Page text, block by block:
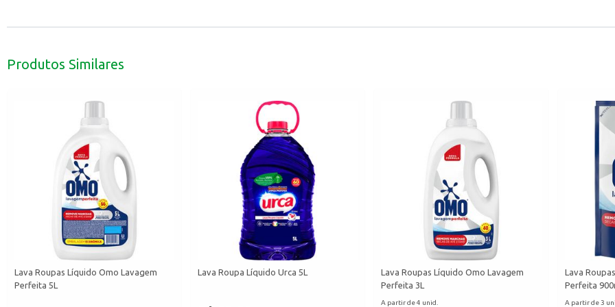
Produtos Similares
Lava Roupas Líquido Omo Lavagem
Perfeita 5L
Lava Roupa Líquido Urca 5L
Lava Roupas Líquido Omo Lavagem
Perfeita 3L
A partir de 4 unid.
Lava
Perfeita
A partir de 3